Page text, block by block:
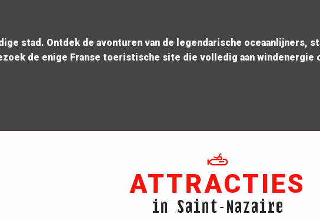
stad. Ontdek de avonturen van de legendarische oceaanlijners,
de enige Franse toeristische site die volledig aan
ATTRACTIES
in Saint-Nazaire